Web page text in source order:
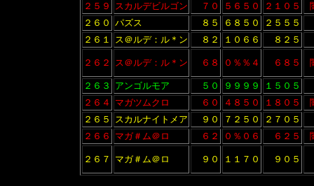
２５９ スカルデビルゴン ７０ ５６５０ ２１０５
２６０ パズス ８５ ６８５０
２５５５
２６１
ス＠ルデ：ル＊ン ８２ １０６６ ８２５
２６２ ス＠ルデ：ル＊ン ６８ ０％％４ ６８５
２６３ アンゴルモア ５０ ９９９９
１５０５
２６４
マガツムクロ ６０ ４８５０ １８０５
２６５
スカルナイトメア ９０ ７２５０
２７０５
２６６
マガ＃ム＠ロ ６２ ０％０６ ６２５
２６７ マガ＃ム＠ロ ９０ １１７０ ９０５